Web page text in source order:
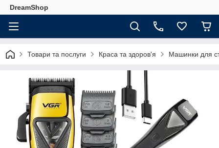
DreamShop
Товари та послуги Краса та здоров'я Машинки для